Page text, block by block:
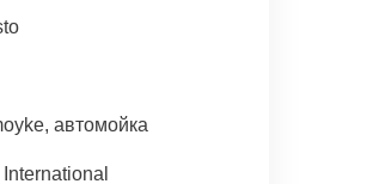
автомойка